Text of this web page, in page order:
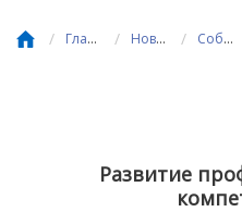
/ Главная / Новости / События
Развитие